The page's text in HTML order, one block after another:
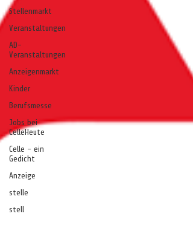
Stellenmarkt
Veranstaltungen
AD-
Veranstaltungen
Anzeigenmarkt
Kinder
Berufsmesse
Jobs bei
CelleHeute
Celle - ein
Gedicht
Anzeige
stelle
stell